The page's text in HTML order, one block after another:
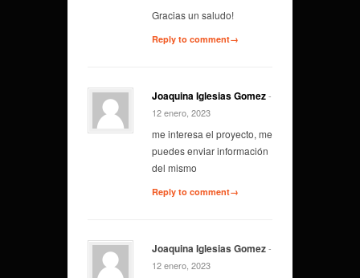
Gracias un saludo!
Reply to comment→
Joaquina Iglesias Gomez-
12 enero, 2023
me interesa el proyecto, me
puedes enviar información
del mismo
Reply to comment→
Joaquina Iglesias Gomez-
12 enero, 2023